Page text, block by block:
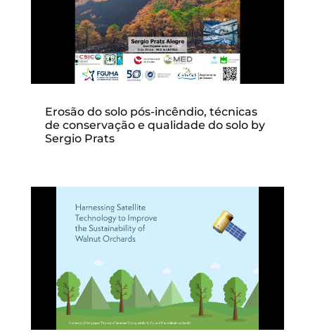
Erosão do solo pós-incêndio, técnicas
de conservação e qualidade do solo by
Sergio Prats